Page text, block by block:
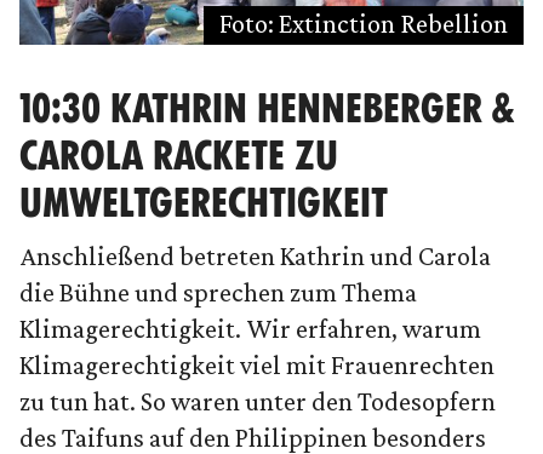
Foto: Extinction Rebellion
10:30 KATHRIN HENNEBERGER &
CAROLA RACKETE ZU
UMWELTGERECHTIGKEIT
Anschließend betreten Kathrin und Carola
die Bühne und sprechen zum Thema
Klimagerechtigkeit. Wir erfahren, warum
Klimagerechtigkeit viel mit Frauenrechten
zu tun hat. So waren unter den Todesopfern
des Taifuns auf den Philippinen besonders